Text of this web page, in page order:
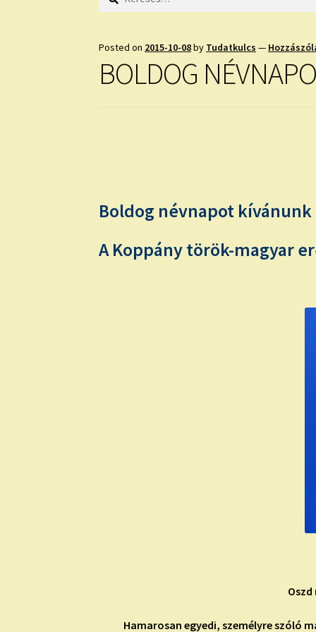
Posted on 2015-10-08by Tudatkulcs —
BOLDOG
Boldog névnapot
A Koppány török-magyar
Hamarosan egyedi, személyre szóló